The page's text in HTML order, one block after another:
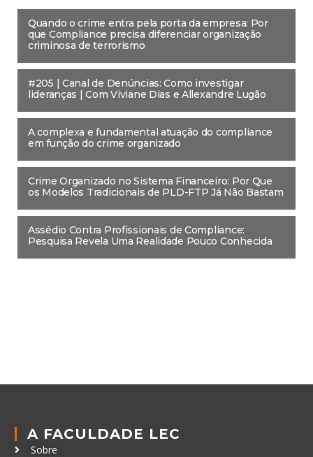
Quando o crime entra pela porta da empresa: Por
que Compliance precisa diferenciar organização
criminosa de terrorismo
#205 | Canal de Denúncias: Como investigar
lideranças | Com Viviane Dias e Allexandre Lugão
A complexa e fundamental atuação do compliance
em função do crime organizado
Crime Organizado no Sistema Financeiro: Por Que
os Modelos Tradicionais de PLD-FTP Já Não Bastam
Assédio Contra Profissionais de Compliance:
Pesquisa Revela Uma Realidade Pouco Conhecida
A FACULDADE LEC
Sobre